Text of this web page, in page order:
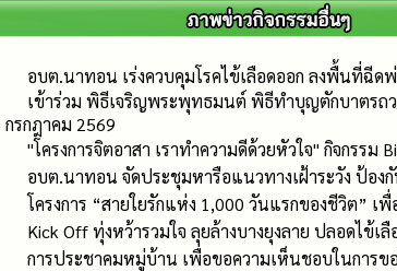
อบต.นาทอน เร่งควบคุมโรคไข้เลือดออก ลงพื้นที่
เข้าร่วม พิธีเจริญพระพุทธมนต์ พิธีทำบุญตักบาตรถ
กรกฎาคม 2569
"โครงการจิตอาสา เราทำความดีด้วยหัวใจ" กิจกรร
อบต.นาทอน จัดประชุมหารือแนวทางเฝ้าระวัง ป้อง
โครงการ “สายใยรักแห่ง 1,000 วันแรกของชีวิต”
Kick Off ทุ่งหว้ารวมใจ ลุยล้างบางยุงลาย ปลอดไข้เ
การประชาคมหมู่บ้าน เพื่อขอความเห็นชอบในการ